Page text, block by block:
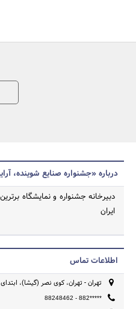
درباره «جشنواره صنایع شوینده،
دبیرخانه جشنواره و نمایشگاه
ایران
اطلاعات تماس
تهران - تهران، کوی نصر (گیشا)، ابتدای
88248462 - 882*****